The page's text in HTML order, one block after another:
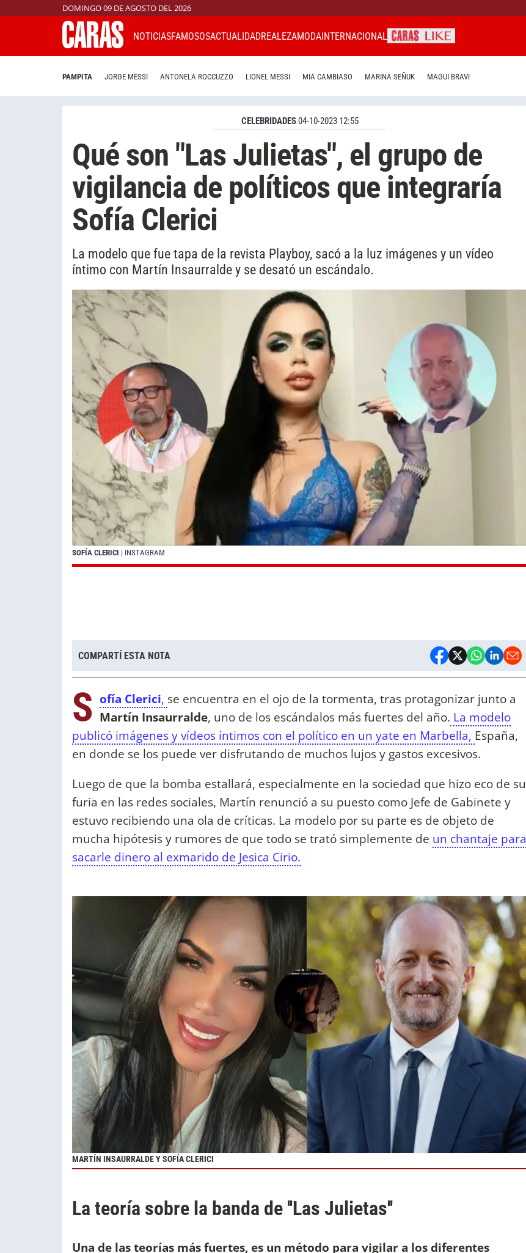
DOMINGO 09 DE AGOSTO DEL 2026
NOTICIASFAMOSOSACTUALIDADREALEZAMODAINTERNACIONAL
PAMPITA JORGE MESSI ANTONELA ROCCUZZO LIONEL MESSI MIA CAMBIASO MARINA SEÑUK MAGUI BRAVI
CELEBRIDADES04-10-2023 12:55
Qué son "Las Julietas", el grupo de
vigilancia de políticos que integraría
Sofía Clerici
La modelo que fue tapa de la revista Playboy, sacó a la luz imágenes y un vídeo
íntimo con Martín Insaurralde y se desató un escándalo.
SOFÍA CLERICI | INSTAGRAM
COMPARTÍ ESTA NOTA
S ofía Clerici, se encuentra en el ojo de la tormenta, tras protagonizar junto a
Martín Insaurralde, uno de los escándalos más fuertes del año. La modelo
publicó imágenes y vídeos íntimos con el político en un yate en Marbella, España,
en donde se los puede ver disfrutando de muchos lujos y gastos excesivos.
Luego de que la bomba estallará, especialmente en la sociedad que hizo eco de su
furia en las redes sociales, Martín renunció a su puesto como Jefe de Gabinete y
estuvo recibiendo una ola de críticas. La modelo por su parte es de objeto de
mucha hipótesis y rumores de que todo se trató simplemente de un chantaje para
sacarle dinero al exmarido de Jesica Cirio.
MARTÍN INSAURRALDE Y SOFÍA CLERICI
La teoría sobre la banda de ''Las Julietas''
Una de las teorías más fuertes, es un método para vigilar a los diferentes